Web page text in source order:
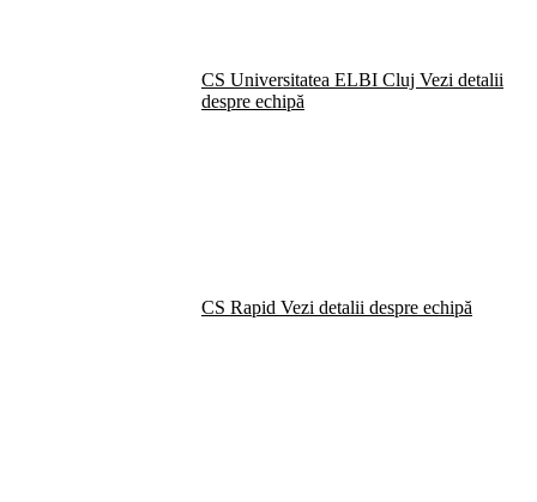
CS Universitatea ELBI Cluj Vezi detalii
despre echipă
CS Rapid Vezi detalii despre echipă